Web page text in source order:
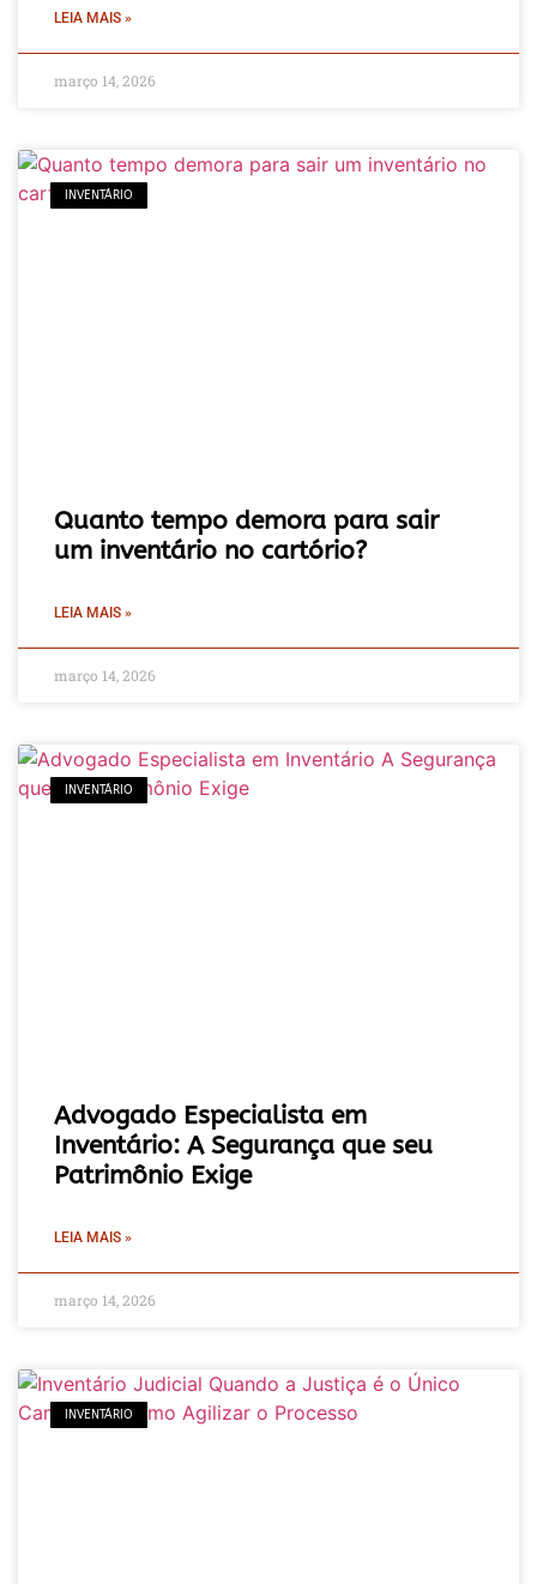
LEIA MAIS »
março 14, 2026
INVENTÁRIO
Quanto tempo demora para sair
um inventário no cartório?
LEIA MAIS »
março 14, 2026
INVENTÁRIO
Advogado Especialista em
Inventário: A Segurança que seu
Patrimônio Exige
LEIA MAIS »
março 14, 2026
INVENTÁRIO